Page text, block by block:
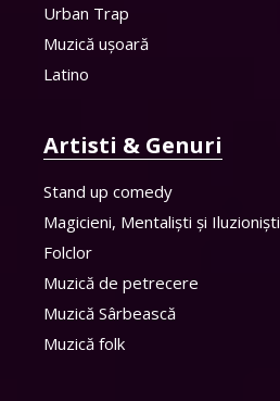
Urban Trap
Muzică ușoară
Latino
Artisti & Genuri
Stand up comedy
Magicieni, Mentaliști și Iluzioniști
Folclor
Muzică de petrecere
Muzică Sârbească
Muzică folk